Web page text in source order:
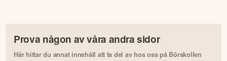
Prova någon av våra andra sidor
Här hittar du annat innehåll att ta del av hos oss på Börskollen